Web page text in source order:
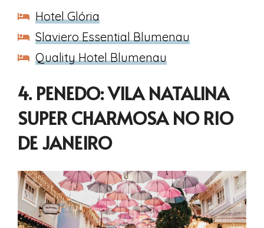
Hotel Glória
Slaviero Essential Blumenau
Quality Hotel Blumenau
4. PENEDO: VILA NATALINA
SUPER CHARMOSA NO RIO
DE JANEIRO